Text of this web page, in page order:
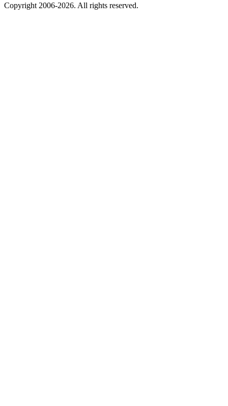
Copyright 2006-2026. All rights reserved.